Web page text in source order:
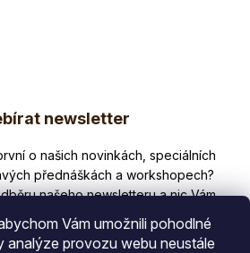
Vám umožnili pohodlné
analýze provozu webu neustále
newsletter
žádné novinky či slevy!